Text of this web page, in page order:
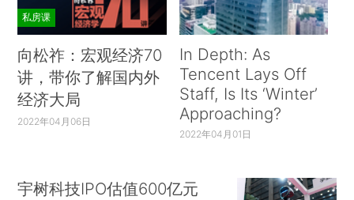
私房课
向松祚：宏观经济70
讲，带你了解国内外
经济大局
2022年04月06日
In Depth: As
Tencent Lays Off
Staff, Is Its ‘Winter’
Approaching?
2022年04月01日
宇树科技IPO估值600亿元